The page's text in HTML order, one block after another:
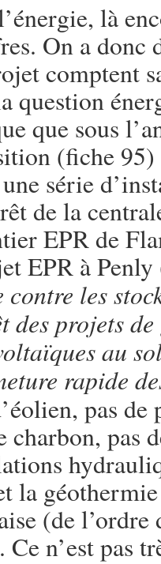
là
On a donc
comptent
question
que sous
(fiche 95)
série
de la
EPR de
EPR à
contre les
des projets
au
rapide
pas
charbon, pas
la
(de
Ce n’est pas